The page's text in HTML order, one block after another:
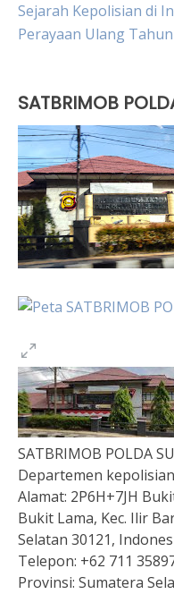
Sejarah Kepolisian di
Perayaan Ulang
SATBRIMOB
SATBRIMOB POLDA
Departemen
Alamat: 2P6H+7JH
Bukit Lama, Kec. Ilir
Selatan 30121,
Telepon: +62 711
Provinsi: Sumatera